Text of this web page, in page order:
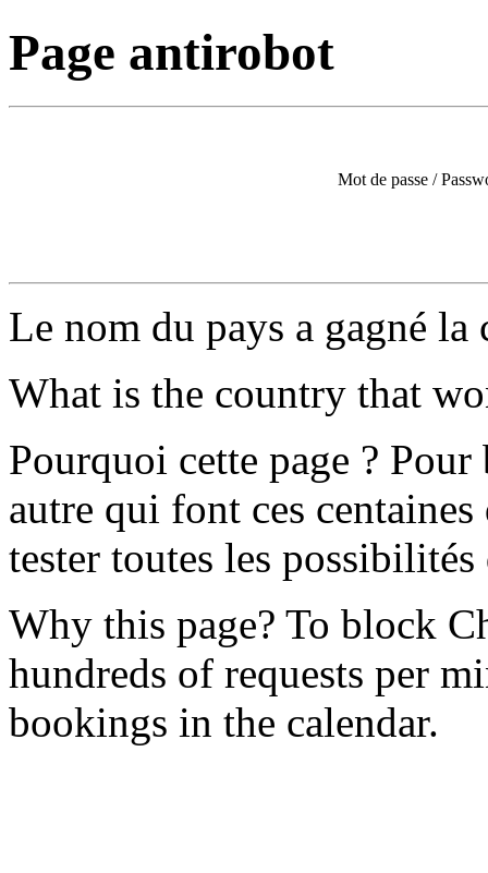
Page antirobot
Mot de passe /
Le nom du pays a gagné
What is the country that
Pourquoi cette page ?
autre qui font ces
tester toutes les
Why this page? To block
hundreds of requests per
bookings in the calendar.